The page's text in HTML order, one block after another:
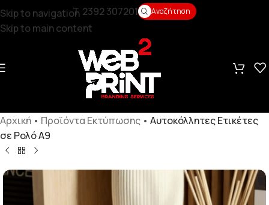
Skip to navigation
Skip to main content
T. 2392 307201 Αναζήτηση
Αρχική • Προϊόντα Εκτύπωσης • Αυτοκόλλητες Ετικέτες
σε Ρολό Α9